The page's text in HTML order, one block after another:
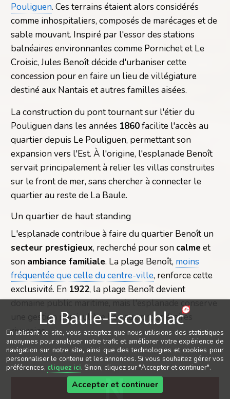
Pouliguen. Ces terrains étaient alors considérés
comme inhospitaliers, composés de marécages et de
sable mouvant. Inspiré par l'essor des stations
balnéaires environnantes comme Pornichet et Le
Croisic, Jules Benoît décide d'urbaniser cette
concession pour en faire un lieu de villégiature
destiné aux Nantais et autres familles aisées.
La construction du pont tournant sur l'étier du
Pouliguen dans les années 1860facilite l'accès au
quartier depuis Le Pouliguen, permettant son
expansion vers l'Est. À l'origine, l'esplanade Benoît
servait principalement à relier les villas construites
sur le front de mer, sans chercher à connecter le
quartier au reste de La Baule.
Un quartier de haut standing
L'esplanade contribue à faire du quartier Benoît un
secteur prestigieux, recherché pour son calme et
son ambiance familiale. La plage Benoît, moins
fréquentée que celle du centre-ville, renforce cette
exclusivité. En 1922, la plage Benoît devient
domaine public maritime, mais l'esplanade conserve
une gestion particulière liée aux propriétaires
riverains.
En utilisant ce site, vous acceptez que nous utilisions des statistiques
anonymes pour analyser notre trafic et améliorer votre expérience de
navigation sur notre site, ainsi que des technologies et cookies pour
personnaliser le contenu et les annonces. Si vous souhaitez gérer vos
préférences, cliquez ici. Sinon, cliquez sur "Accepter et continuer".
Accepter et continuer